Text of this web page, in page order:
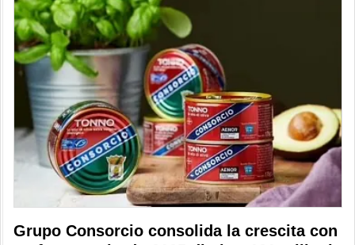
Grupo Consorcio consolida la crescita con